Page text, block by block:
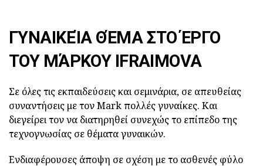
ΓΥΝΑΙΚΕΊΑ ΘΈΜΑ ΣΤΟ ΈΡΓΟ
ΤΟΥ ΜΆΡΚΟΥ IFRAIMOVA
Σε όλες τις εκπαιδεύσεις και σεμινάρια, σε απευθείας
συναντήσεις με τον Mark πολλές γυναίκες. Και
διεγείρει τον να διατηρηθεί συνεχώς το επίπεδο της
τεχνογνωσίας σε θέματα γυναικών.
Ενδιαφέρουσες άποψη σε σχέση με το ασθενές φύλο